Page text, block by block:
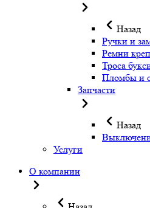
Назад
Ручки и
Ремни
Троса
Пломбы и
Запчасти
Назад
Услуги
О компании